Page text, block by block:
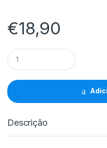
€18,90
Toner
Compativel
Xerox
WorkCentre
3315/3325
-
106R02311/106R02313/
Descrição